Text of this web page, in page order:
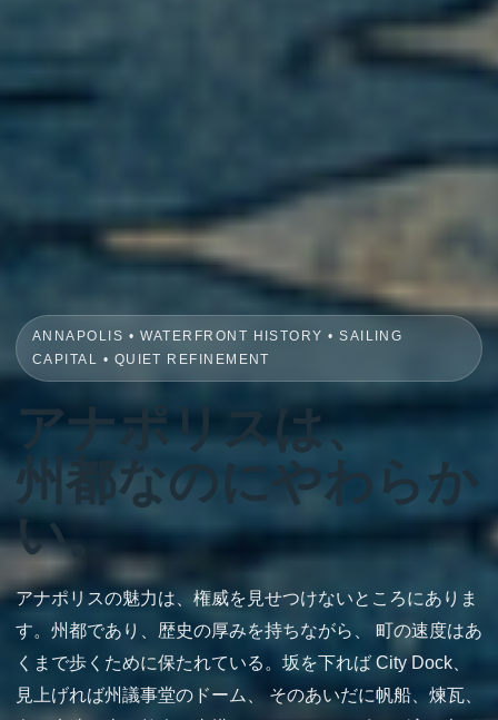
ANNAPOLIS • WATERFRONT HISTORY • SAILING
CAPITAL • QUIET REFINEMENT
アナポリスは、
州都なのにやわらか
い。
アナポリスの魅力は、権威を見せつけないところにありま
す。州都であり、歴史の厚みを持ちながら、 町の速度はあ
くまで歩くために保たれている。坂を下れば City Dock、
見上げれば州議事堂のドーム、 そのあいだに帆船、煉瓦、